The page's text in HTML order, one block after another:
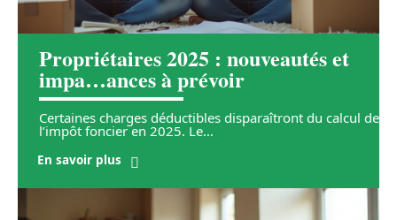
Propriétaires 2025 : nouveautés et
impa…ances à prévoir
Certaines charges déductibles disparaîtront du calcul de
l’impôt foncier en 2025. Le…
En savoir plus